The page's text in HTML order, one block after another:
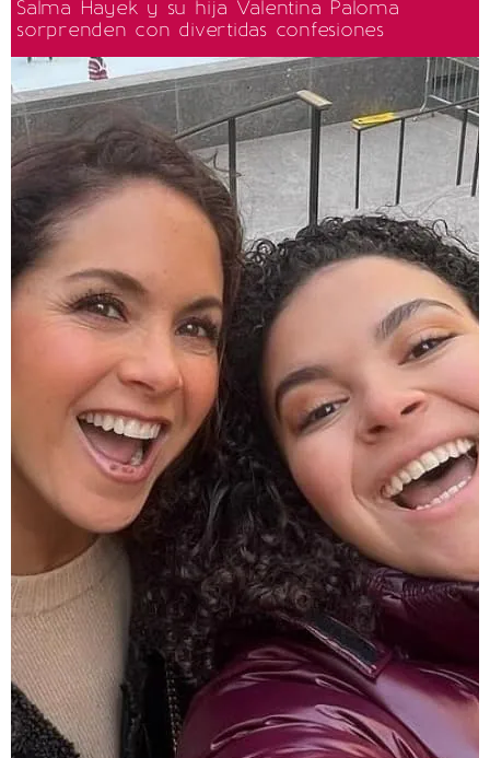
Salma Hayek y su hija Valentina Paloma
sorprenden con divertidas confesiones